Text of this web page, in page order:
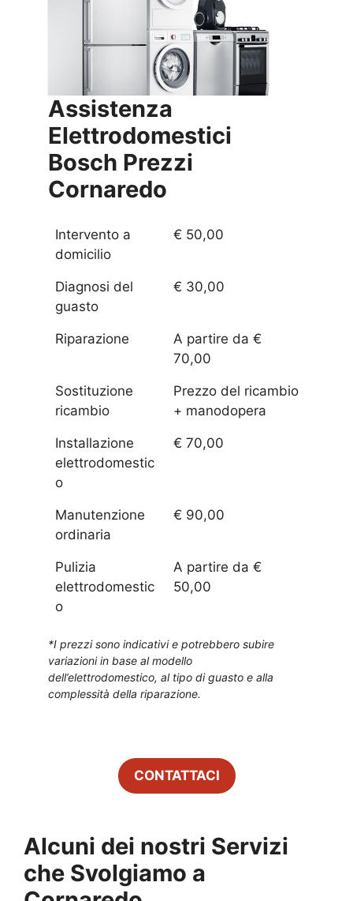
Assistenza
Elettrodomestici
Bosch Prezzi
Cornaredo
Intervento a
domicilio
€ 50,00
Diagnosi del
guasto
€ 30,00
Riparazione
A partire da €
70,00
Sostituzione
ricambio
Prezzo del ricambio
+ manodopera
Installazione
elettrodomestic
o
€ 70,00
Manutenzione
ordinaria
€ 90,00
Pulizia
elettrodomestic
o
A partire da €
50,00
*I prezzi sono indicativi e potrebbero subire
variazioni in base al modello
dell’elettrodomestico, al tipo di guasto e alla
complessità della riparazione.
CONTATTACI
Alcuni dei nostri Servizi
che Svolgiamo a